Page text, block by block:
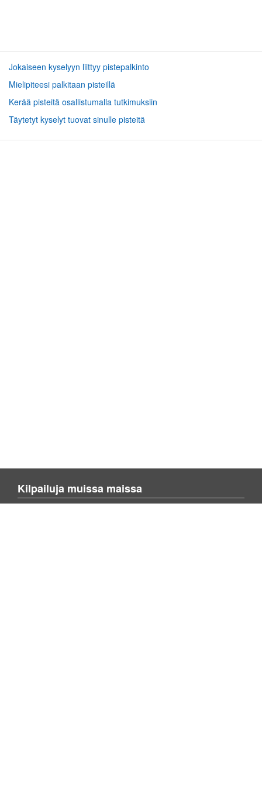
Jokaiseen kyselyyn liittyy pistepalkinto
Mielipiteesi palkitaan pisteillä
Kerää pisteitä osallistumalla tutkimuksiin
Täytetyt kyselyt tuovat sinulle pisteitä
Kilpailuja muissa maissa